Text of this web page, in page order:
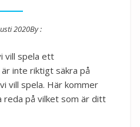
2020By :
vill spela ett
inte riktigt säkra på
vill spela. Här kommer
reda på vilket som är ditt